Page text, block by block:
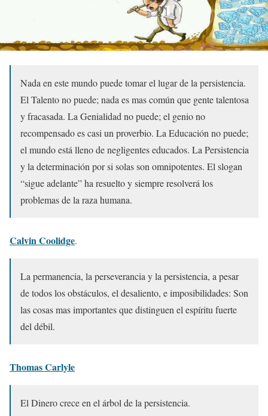
Nada en este mundo puede tomar el lugar de la persistencia.
El Talento no puede; nada es mas común que gente talentosa
y fracasada. La Genialidad no puede; el genio no
recompensado es casi un proverbio. La Educación no puede;
el mundo está lleno de negligentes educados. La Persistencia
y la determinación por si solas son omnipotentes. El slogan
“sigue adelante” ha resuelto y siempre resolverá los
problemas de la raza humana.
Calvin Coolidge.
La permanencia, la perseverancia y la persistencia, a pesar
de todos los obstáculos, el desaliento, e imposibilidades: Son
las cosas mas importantes que distinguen el espíritu fuerte
del débil.
Thomas Carlyle
El Dinero crece en el árbol de la persistencia.